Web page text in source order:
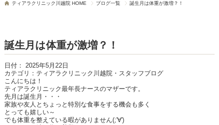
ティアラクリニック川越院 HOME ブログ一覧 誕生月は体重が激増？！
誕生月は体重が激増？！
日付： 2025年5月22日
カテゴリ： ティアラクリニック川越院・スタッフブログ
こんにちは！
ティアラクリニック最年長ナースのマザーです。
先月は誕生月・・・
家族や友人とちょっと特別な食事をする機会も多く
とっても嬉しい～
でも体重を整えている暇がありません(;'∀')